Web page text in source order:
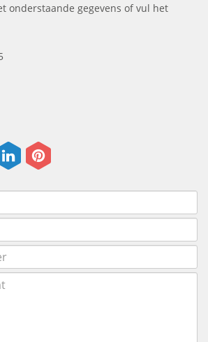
onderstaande gegevens of vul het